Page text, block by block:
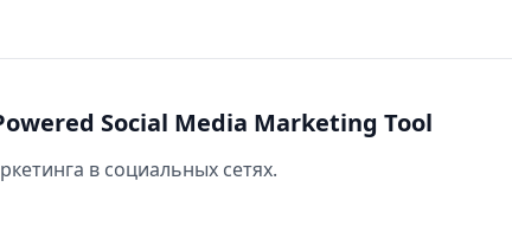
Social Media Marketing Tool
в социальных сетях.